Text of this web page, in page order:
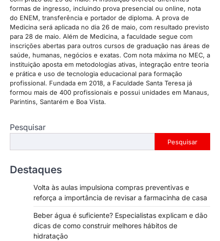
formas de ingresso, incluindo prova presencial ou online, nota
do ENEM, transferência e portador de diploma. A prova de
Medicina será aplicada no dia 26 de maio, com resultado previsto
para 28 de maio. Além de Medicina, a faculdade segue com
inscrições abertas para outros cursos de graduação nas áreas de
saúde, humanas, negócios e exatas. Com nota máxima no MEC, a
instituição aposta em metodologias ativas, integração entre teoria
e prática e uso de tecnologia educacional para formação
profissional. Fundada em 2018, a Faculdade Santa Teresa já
formou mais de 400 profissionais e possui unidades em Manaus,
Parintins, Santarém e Boa Vista.
Pesquisar
Pesquisar
Destaques
Volta às aulas impulsiona compras preventivas e
reforça a importância de revisar a farmacinha de casa
Beber água é suficiente? Especialistas explicam e dão
dicas de como construir melhores hábitos de
hidratação